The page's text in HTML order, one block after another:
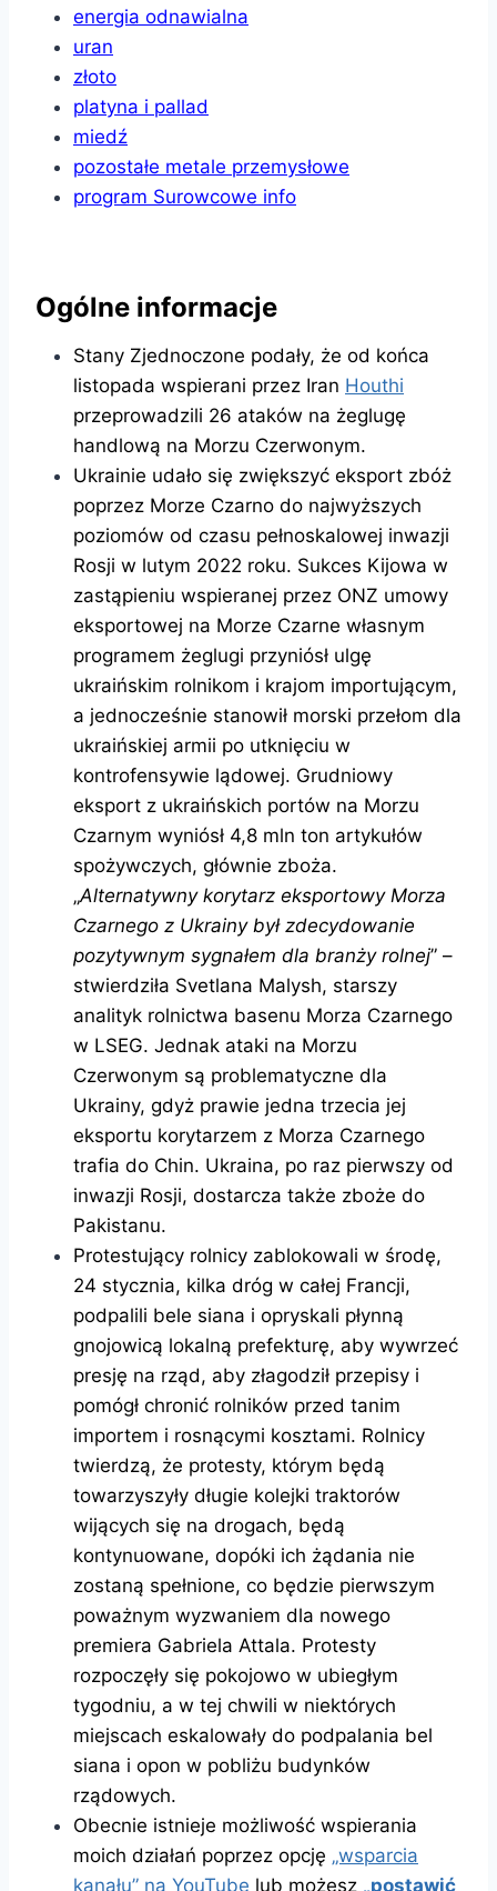
energia odnawialna
uran
złoto
platyna i pallad
miedź
pozostałe metale przemysłowe
program Surowcowe info
Ogólne informacje
Stany Zjednoczone podały, że od końca
listopada wspierani przez Iran Houthi
przeprowadzili 26 ataków na żeglugę
handlową na Morzu Czerwonym.
Ukrainie udało się zwiększyć eksport zbóż
poprzez Morze Czarno do najwyższych
poziomów od czasu pełnoskalowej inwazji
Rosji w lutym 2022 roku. Sukces Kijowa w
zastąpieniu wspieranej przez ONZ umowy
eksportowej na Morze Czarne własnym
programem żeglugi przyniósł ulgę
ukraińskim rolnikom i krajom importującym,
a jednocześnie stanowił morski przełom dla
ukraińskiej armii po utknięciu w
kontrofensywie lądowej. Grudniowy
eksport z ukraińskich portów na Morzu
Czarnym wyniósł 4,8 mln ton artykułów
spożywczych, głównie zboża.
„Alternatywny korytarz eksportowy Morza
Czarnego z Ukrainy był zdecydowanie
pozytywnym sygnałem dla branży rolnej” –
stwierdziła Svetlana Malysh, starszy
analityk rolnictwa basenu Morza Czarnego
w LSEG. Jednak ataki na Morzu
Czerwonym są problematyczne dla
Ukrainy, gdyż prawie jedna trzecia jej
eksportu korytarzem z Morza Czarnego
trafia do Chin. Ukraina, po raz pierwszy od
inwazji Rosji, dostarcza także zboże do
Pakistanu.
Protestujący rolnicy zablokowali w środę,
24 stycznia, kilka dróg w całej Francji,
podpalili bele siana i opryskali płynną
gnojowicą lokalną prefekturę, aby wywrzeć
presję na rząd, aby złagodził przepisy i
pomógł chronić rolników przed tanim
importem i rosnącymi kosztami. Rolnicy
twierdzą, że protesty, którym będą
towarzyszyły długie kolejki traktorów
wijących się na drogach, będą
kontynuowane, dopóki ich żądania nie
zostaną spełnione, co będzie pierwszym
poważnym wyzwaniem dla nowego
premiera Gabriela Attala. Protesty
rozpoczęły się pokojowo w ubiegłym
tygodniu, a w tej chwili w niektórych
miejscach eskalowały do podpalania bel
siana i opon w pobliżu budynków
rządowych.
Obecnie istnieje możliwość wspierania
moich działań poprzez opcję „wsparcia
kanału” na YouTube lub możesz „postawić